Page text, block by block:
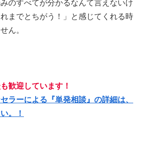
のすべてが分かるなんて言えないけ
までとちがう！」と感じてくれる時
ん。
歓迎しています！
ラーによる『単発相談』の詳細は、
。！